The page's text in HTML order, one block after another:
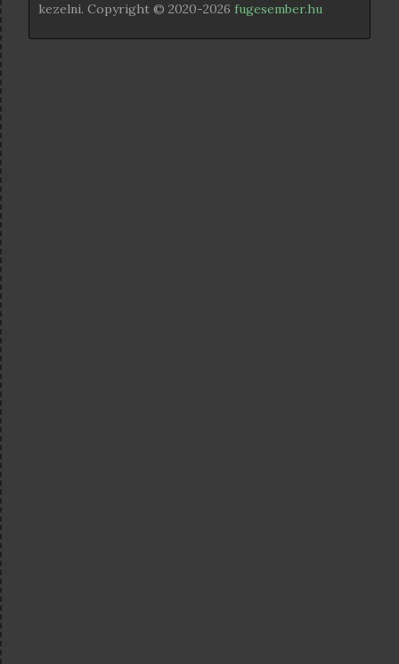
kezelni. Copyright © 2020-2026 fugesember.hu